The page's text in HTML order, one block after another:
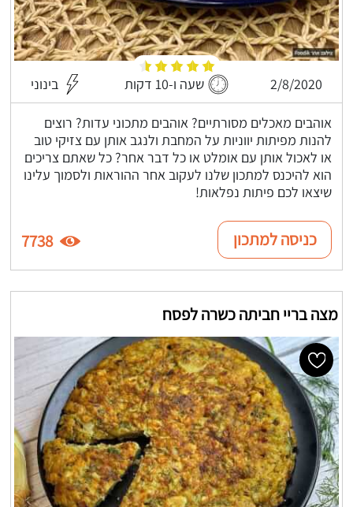
2/8/2020 שעה ו-10 דקות בינוני
אוהבים מאכלים מסורתיים? אוהבים מתכוני עדות? רוצים
להנות מפיתות יווניות על המחבת ולנגב אותן עם צזיקי טוב
או לאכול אותן עם אומלט או כל דבר אחר? כל שאתם צריכים
הוא להיכנס למתכון שלנו לעקוב אחר ההוראות ולסמוך עלינו
שיצאו לכם פיתות נפלאות!
כניסה למתכון 7738
מצה בריי חביתה כשרה לפסח